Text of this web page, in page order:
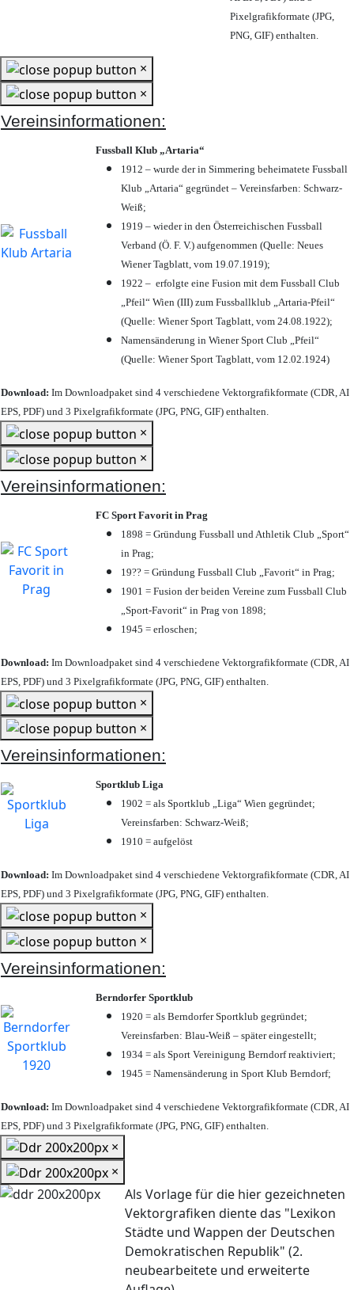
Pixelgrafikformate (JPG,
PNG, GIF) enthalten.
×
×
Vereinsinformationen:
Fussball Klub „Artaria“
1912 – wurde der in Simmering beheimatete Fussball
Klub „Artaria“ gegründet – Vereinsfarben: Schwarz-
Weiß;
1919 – wieder in den Österreichischen Fussball
Verband (Ö. F. V.) aufgenommen (Quelle: Neues
Wiener Tagblatt, vom 19.07.1919);
1922 – erfolgte eine Fusion mit dem Fussball Club
„Pfeil“ Wien (III) zum Fussballklub „Artaria-Pfeil“
(Quelle: Wiener Sport Tagblatt, vom 24.08.1922);
Namensänderung in Wiener Sport Club „Pfeil“
(Quelle: Wiener Sport Tagblatt, vom 12.02.1924)
Download: Im Downloadpaket sind 4 verschiedene Vektorgrafikformate (CDR, AI
EPS, PDF) und 3 Pixelgrafikformate (JPG, PNG, GIF) enthalten.
×
×
Vereinsinformationen:
FC Sport Favorit in Prag
1898 = Gründung Fussball und Athletik Club „Sport“
in Prag;
19?? = Gründung Fussball Club „Favorit“ in Prag;
1901 = Fusion der beiden Vereine zum Fussball Club
„Sport-Favorit“ in Prag von 1898;
1945 = erloschen;
Download: Im Downloadpaket sind 4 verschiedene Vektorgrafikformate (CDR, AI
EPS, PDF) und 3 Pixelgrafikformate (JPG, PNG, GIF) enthalten.
×
×
Vereinsinformationen:
Sportklub Liga
1902 = als Sportklub „Liga“ Wien gegründet;
Vereinsfarben: Schwarz-Weiß;
1910 = aufgelöst
Download: Im Downloadpaket sind 4 verschiedene Vektorgrafikformate (CDR, AI
EPS, PDF) und 3 Pixelgrafikformate (JPG, PNG, GIF) enthalten.
×
×
Vereinsinformationen:
Berndorfer Sportklub
1920 = als Berndorfer Sportklub gegründet;
Vereinsfarben: Blau-Weiß – später eingestellt;
1934 = als Sport Vereinigung Berndorf reaktiviert;
1945 = Namensänderung in Sport Klub Berndorf;
Download: Im Downloadpaket sind 4 verschiedene Vektorgrafikformate (CDR, AI
EPS, PDF) und 3 Pixelgrafikformate (JPG, PNG, GIF) enthalten.
×
×
Als Vorlage für die hier gezeichneten
Vektorgrafiken diente das "Lexikon
Städte und Wappen der Deutschen
Demokratischen Republik" (2.
neubearbeitete und erweiterte